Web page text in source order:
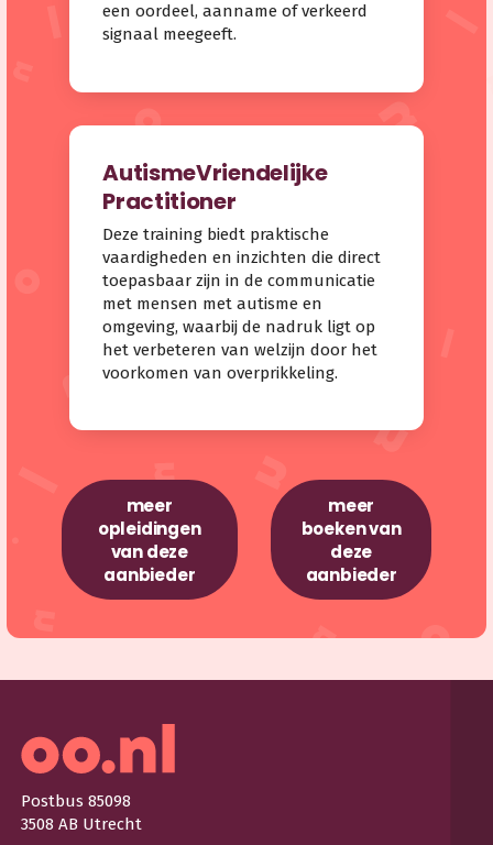
een oordeel, aanname of verkeerd
signaal meegeeft.
AutismeVriendelijke
Practitioner
Deze training biedt praktische
vaardigheden en inzichten die direct
toepasbaar zijn in de communicatie
met mensen met autisme en
omgeving, waarbij de nadruk ligt op
het verbeteren van welzijn door het
voorkomen van overprikkeling.
meer
opleidingen
van deze
aanbieder
meer
boeken van
deze
aanbieder
Postbus 85098
3508 AB Utrecht